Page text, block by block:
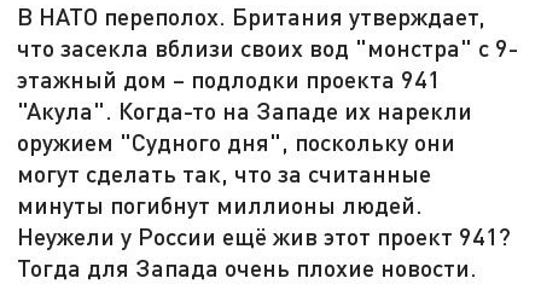
В НАТО переполох. Британия утверждает,
что засекла вблизи своих вод "монстра" с 9-
этажный дом – подлодки проекта 941
"Акула". Когда-то на Западе их нарекли
оружием "Судного дня", поскольку они
могут сделать так, что за считанные
минуты погибнут миллионы людей.
Неужели у России ещё жив этот проект 941?
Тогда для Запада очень плохие новости.